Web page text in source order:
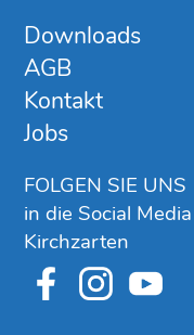
Downloads
AGB
Kontakt
Jobs
FOLGEN SIE UNS
in die Social
Kirchzarten